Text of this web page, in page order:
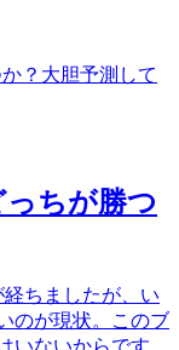
ちが勝つ
ちましたが、い
のが現状。このブ